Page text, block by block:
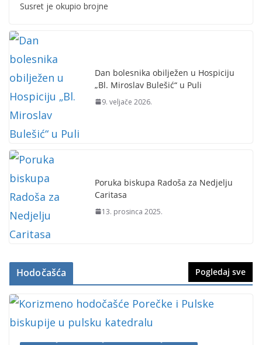
Susret je okupio brojne
Dan bolesnika obilježen u Hospiciju
„Bl. Miroslav Bulešić“ u Puli
9. veljače 2026.
Poruka biskupa Radoša za Nedjelju
Caritasa
13. prosinca 2025.
Hodočašća Pogledaj sve